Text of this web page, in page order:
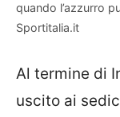
quando l’azzurro
Sportitalia.it
Al termine di
uscito ai